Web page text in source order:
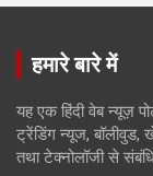
हमारे बारे में
यह एक हिंदी वेब न्यूज़
ट्रेंडिंग न्यूज, बॉलीवुड,
तथा टेक्नोलॉजी से